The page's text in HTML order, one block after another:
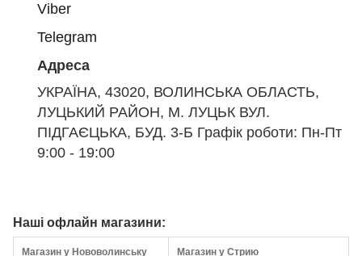
Viber
Telegram
Адреса
УКРАЇНА, 43020, ВОЛИНСЬКА ОБЛАСТЬ,
ЛУЦЬКИЙ РАЙОН, М. ЛУЦЬК ВУЛ.
ПІДГАЄЦЬКА, БУД. 3-Б Графік роботи: Пн-Пт
9:00 - 19:00
Наші офлайн магазини:
Магазин у Нововолинську Магазин у Стрию